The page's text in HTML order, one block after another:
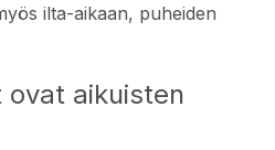
ilta-aikaan, puheiden
ovat aikuisten